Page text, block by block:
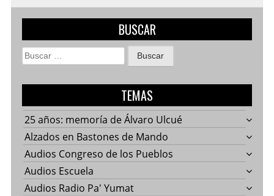
BUSCAR
Buscar:
TEMAS
25 años: memoría de Álvaro Ulcué
Alzados en Bastones de Mando
Audios Congreso de los Pueblos
Audios Escuela
Audios Radio Pa' Yumat